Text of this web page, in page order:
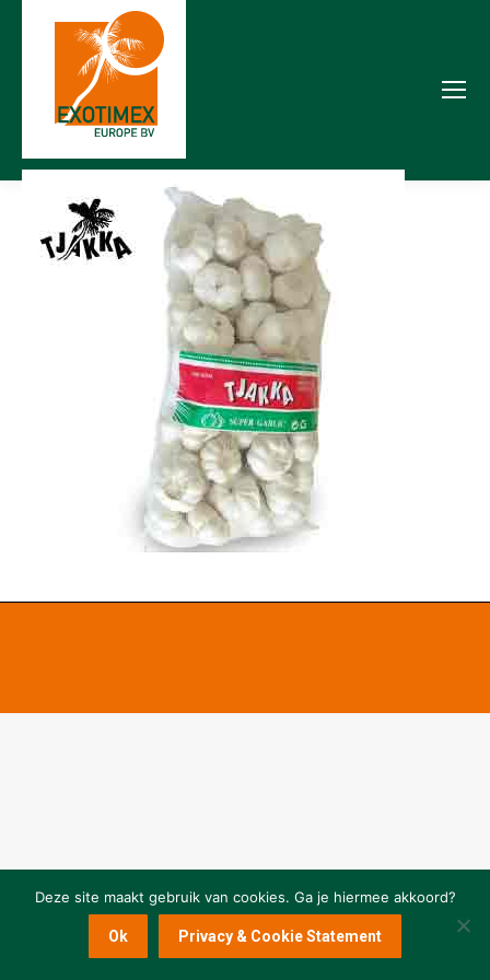
Deze site maakt gebruik van cookies. Ga je hiermee akkoord?
Ok Privacy & Cookie Statement